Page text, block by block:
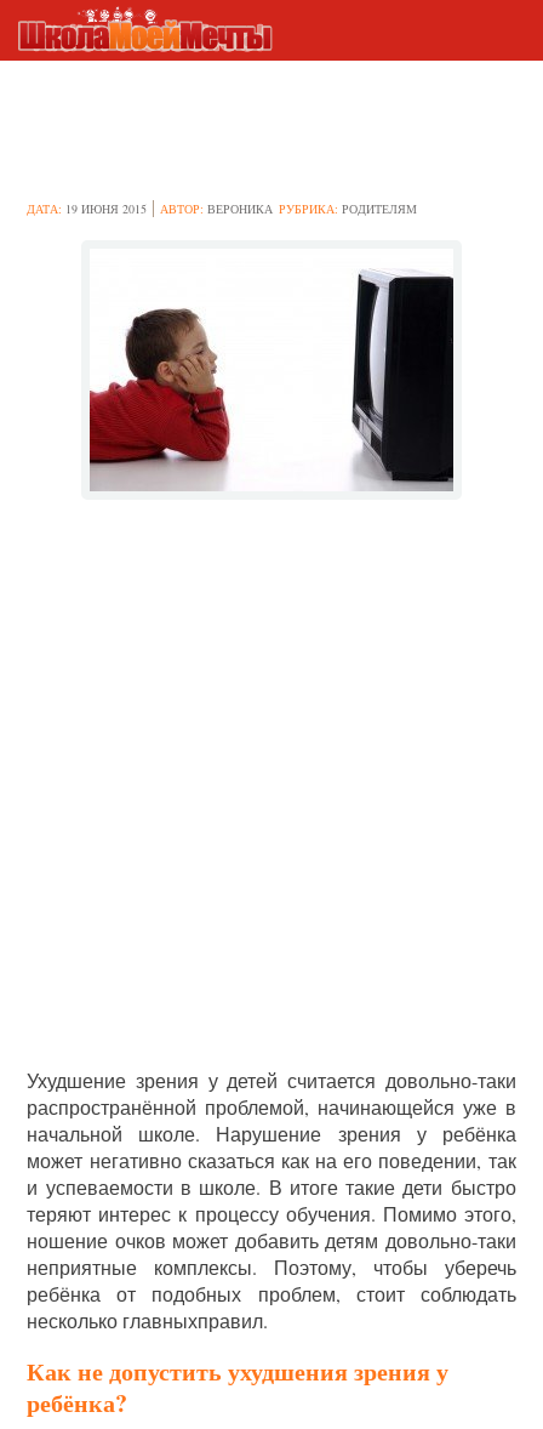
ДАТА: 19 ИЮНЯ 2015 АВТОР:ВЕРОНИКА РУБРИКА:РОДИТЕЛЯМ
Ухудшение зрения у детей считается довольно-таки
распространённой проблемой, начинающейся уже в
начальной школе. Нарушение зрения у ребёнка
может негативно сказаться как на его поведении, так
и успеваемости в школе. В итоге такие дети быстро
теряют интерес к процессу обучения. Помимо этого,
ношение очков может добавить детям довольно-таки
неприятные комплексы. Поэтому, чтобы уберечь
ребёнка от подобных проблем, стоит соблюдать
несколько главныхправил.
Как не допустить ухудшения зрения у
ребёнка?